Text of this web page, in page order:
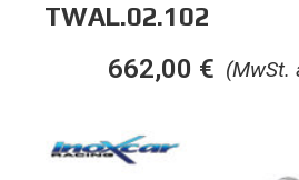
TWAL.02.102
(MwSt.
662,00 €